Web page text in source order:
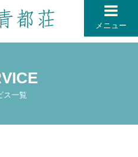
メニュー
ス一覧